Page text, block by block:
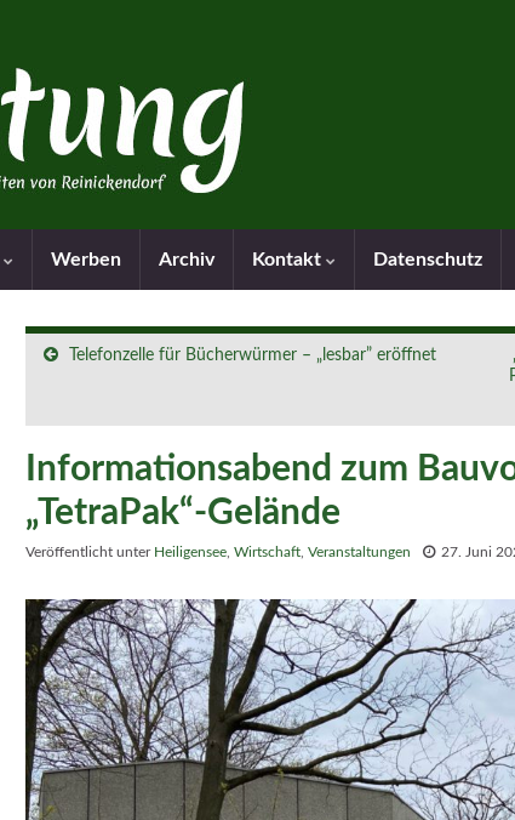
Werben Archiv Kontakt Datenschutz
Telefonzelle für Bücherwürmer – „lesbar” eröffnet
Informationsabend zum
„TetraPak“-Gelände
Veröffentlicht unter Heiligensee Wirtschaft Veranstaltungen 27. Juni